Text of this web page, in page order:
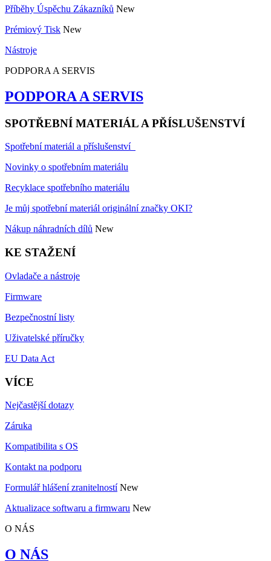
Příběhy Úspěchu Zákazníků New
Prémiový Tisk New
Nástroje
PODPORA A SERVIS
PODPORA A SERVIS
SPOTŘEBNÍ MATERIÁL A PŘÍSLUŠENSTVÍ
Spotřební materiál a příslušenství
Novinky o spotřebním materiálu
Recyklace spotřebního materiálu
Je můj spotřební materiál originální značky OKI?
Nákup náhradních dílů New
KE STAŽENÍ
Ovladače a nástroje
Firmware
Bezpečnostní listy
Uživatelské příručky
EU Data Act
VÍCE
Nejčastější dotazy
Záruka
Kompatibilita s OS
Kontakt na podporu
Formulář hlášení zranitelností New
Aktualizace softwaru a firmwaru New
O NÁS
O NÁS